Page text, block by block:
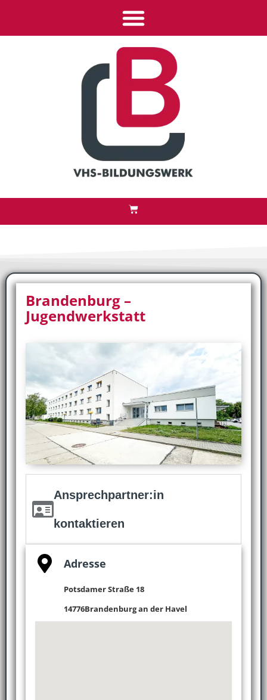
Brandenburg –
Jugendwerkstatt
Ansprechpartner:in
kontaktieren
Adresse
Potsdamer Straße 18
14776Brandenburg an der Havel